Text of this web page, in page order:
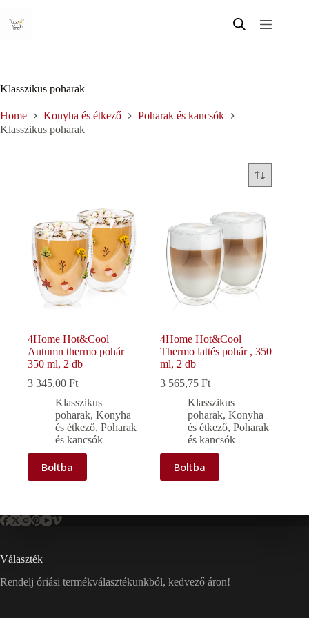
content
Klasszikus poharak
Home Konyha és étkező
Poharak és kancsók
Klasszikus poharak
4Home Hot&Cool
Autumn thermo pohár
350 ml, 2 db
3 345,00 Ft
Klasszikus
poharak, Konyha
és étkező, Poharak
és kancsók
Boltba
4Home Hot&Cool
Thermo lattés pohár , 350
ml, 2 db
3 565,75Ft
Klasszikus
poharak,Konyha
és étkező,Poharak
és kancsók
Boltba
Választék
Rendelj óriási termékválasztékunkból, kedvező áron!